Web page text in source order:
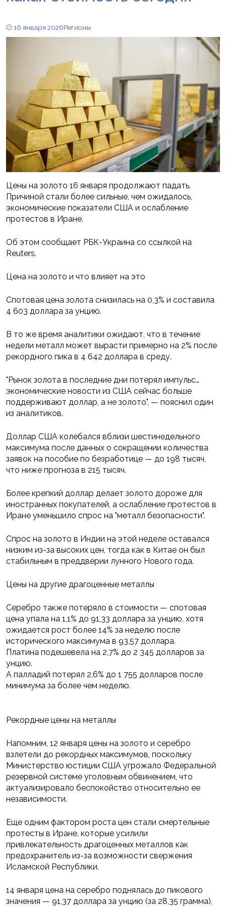
16 января 2026Регионы
Цены на золото 16 января продолжают падать.
Причиной стали более сильные, чем ожидалось,
экономические показатели США и ослабление
протестов в Иране.
Об этом сообщает РБК-Украина со ссылкой на
Reuters.
Цена на золото и что влияет на это
Спотовая цена золота снизилась на 0,3% и составила
4 603 доллара за унцию.
В то же время аналитики ожидают, что в течение
недели металл может вырасти примерно на 2% после
рекордного пика в 4 642 доллара в среду.
"Рынок золота в последние дни потерял импульс…
экономические новости из США сейчас больше
поддерживают доллар, а не золото", — пояснил один
из аналитиков.
Доллар США колебался вблизи шестинедельного
максимума после данных о сокращении количества
заявок на пособие по безработице — до 198 тысяч,
что ниже прогноза в 215 тысяч.
Более крепкий доллар делает золото дороже для
иностранных покупателей, а ослабление протестов в
Иране уменьшило спрос на "металл безопасности".
Спрос на золото в Индии на этой неделе оставался
низким из-за высоких цен, тогда как в Китае он был
стабильным в преддверии лунного Нового года.
Цены на другие драгоценные металлы
Серебро также потеряло в стоимости — спотовая
цена упала на 1,1% до 91,33 доллара за унцию, хотя
ожидается рост более 14% за неделю после
исторического максимума в 93,57 доллара.
Платина подешевела на 2,7% до 2 345 долларов за
унцию.
А палладий потерял 2,6% до 1 755 долларов после
минимума за более чем неделю.
Рекордные цены на металлы
Напомним, 12 января цены на золото и серебро
взлетели до рекордных максимумов, поскольку
Министерство юстиции США угрожало Федеральной
резервной системе уголовным обвинением, что
актуализировало беспокойство относительно ее
независимости.
Еще одним фактором роста цен стали смертельные
протесты в Иране, которые усилили
привлекательность драгоценных металлов как
предохранитель из-за возможности свержения
Исламской Республики.
14 января цена на серебро поднялась до пикового
значения — 91,37 доллара за унцию (за 28,35 грамма),